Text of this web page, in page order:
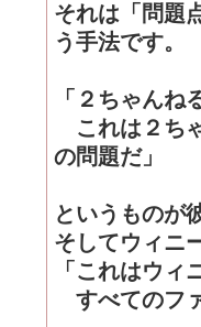
それは「問題
う手法です。
「２ちゃんね
これは２ち
の問題だ」
というものが
そしてウィニ
「これはウィ
すべてのフ